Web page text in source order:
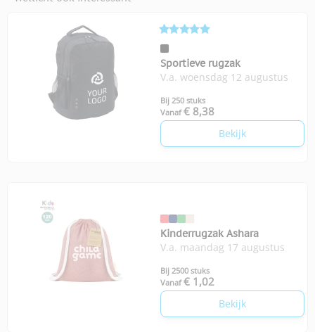
Sportieve rugzak
V.a. woensdag 12 augustus
Bij 250 stuks
Vanaf € 8,38
Bekijk
Kinderrugzak Ashara
V.a. maandag 17 augustus
Bij 2500 stuks
Vanaf € 1,02
Bekijk